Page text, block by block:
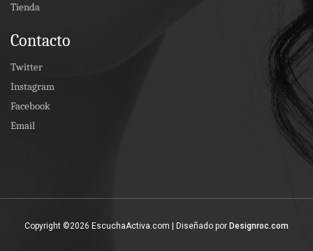
Tienda
Contacto
Twitter
Instagram
Facebook
Email
Copyright ©2026 EscuchaActiva.com | Diseñado por Designroc.com